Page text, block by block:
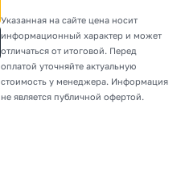
Указанная на сайте цена носит
информационный характер и может
отличаться от итоговой. Перед
оплатой уточняйте актуальную
стоимость у менеджера. Информация
не является публичной офертой.